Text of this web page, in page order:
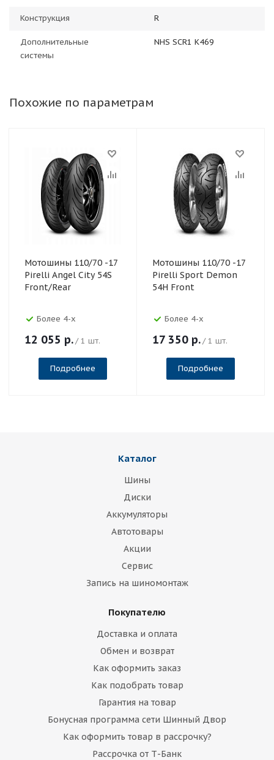
Конструкция R
Дополнительные
системы
NHS SCR1 K469
Похожие по параметрам
Мотошины 110/70 -17
Pirelli Angel City 54S
Front/Rear
Более 4-х
12 055 р./ 1 шт.
Подробнее
Мотошины 110/70 -17
Pirelli Sport Demon
54H Front
Более 4-х
17 350 р./ 1 шт.
Подробнее
Каталог
Шины
Диски
Аккумуляторы
Автотовары
Акции
Сервис
Запись на шиномонтаж
Покупателю
Доставка и оплата
Обмен и возврат
Как оформить заказ
Как подобрать товар
Гарантия на товар
Бонусная программа сети Шинный Двор
Как оформить товар в рассрочку?
Рассрочка от Т-Банк